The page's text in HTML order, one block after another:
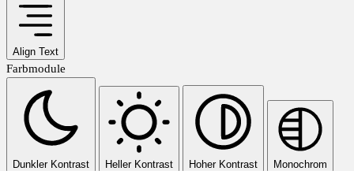
Align Text
Farbmodule
Dunkler Kontrast Heller Kontrast Hoher Kontrast Monochrom